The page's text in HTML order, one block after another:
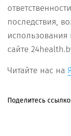
последствия,
сайте
Читайте нас на
Поделитесь